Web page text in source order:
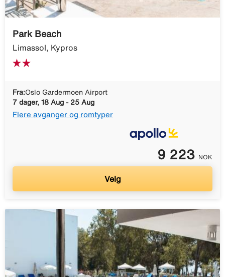
Park Beach
Limassol, Kypros
Fra:Oslo Gardermoen Airport
7 dager, 18 Aug - 25 Aug
Flere avganger og romtyper
9 223 NOK
Velg